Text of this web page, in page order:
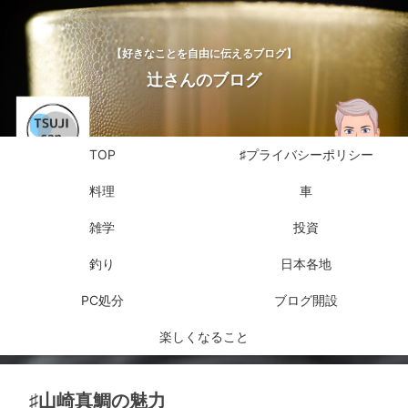
【好きなことを自由に伝えるブログ】
辻さんのブログ
TOP ♯プライバシーポリシー
料理 車
雑学 投資
釣り 日本各地
PC処分 ブログ開設
楽しくなること
♯山崎真鯛の魅力